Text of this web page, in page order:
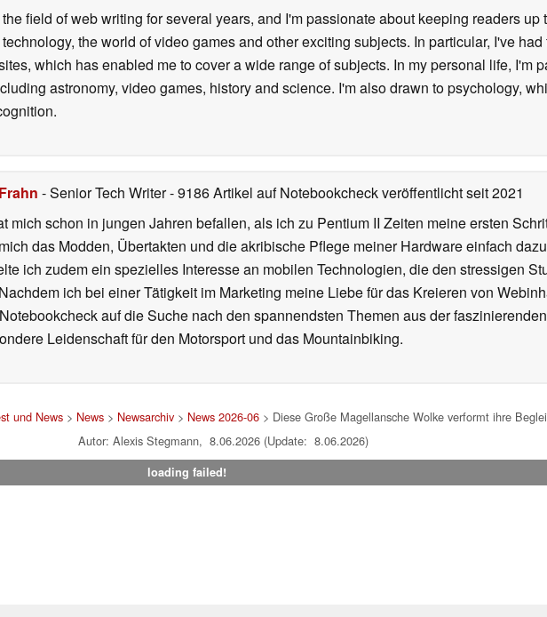
field of web writing for several years, and I'm passionate about keeping readers up
the world of video games and other exciting subjects. In particular, I've
which has enabled me to cover a wide range of subjects. In my personal life, I'm
astronomy, video games, history and science. I'm also drawn to psychology,
- Senior Tech Writer- 9186 Artikel auf Notebookcheck veröffentlichtseit 2021
mich schon in jungen Jahren befallen, als ich zu Pentium II Zeiten meine ersten
das Modden, Übertakten und die akribische Pflege meiner Hardware einfach
ich zudem ein spezielles Interesse an mobilen Technologien, die den stressigen
ich bei einer Tätigkeit im Marketing meine Liebe für das Kreieren von
auf die Suche nach den spannendsten Themen aus der
Leidenschaft für den Motorsport und das Mountainbiking.
und News> News> Newsarchiv> News 2026-06> Diese Große Magellansche Wolke verformt ihre
Autor: Alexis Stegmann, 8.06.2026 (Update: 8.06.2026)
loading failed!